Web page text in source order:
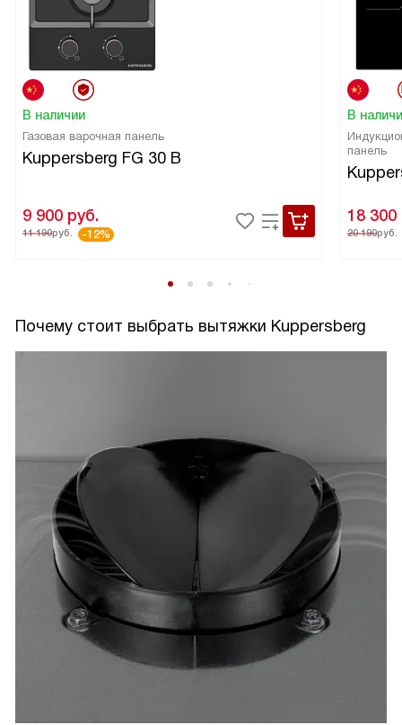
В наличии
Газовая варочная панель
Kuppersberg FG 30 B
9 900 руб.
11 190руб. -12%
В
панель
18 300
20 190руб.
Почему стоит выбрать вытяжки Kuppersberg